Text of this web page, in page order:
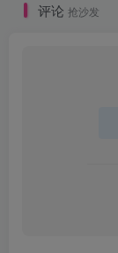
评论 抢沙发